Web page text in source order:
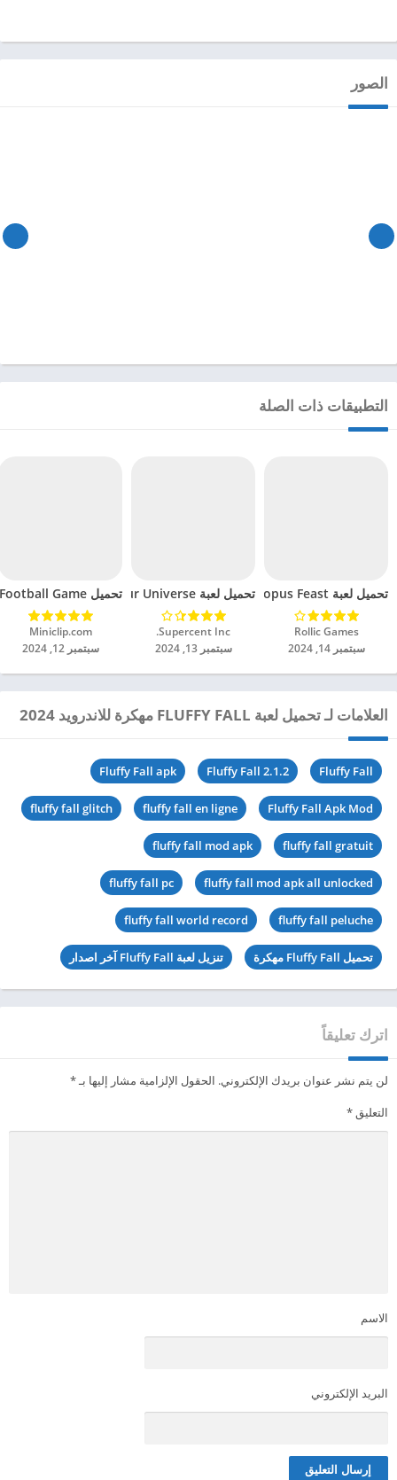
الصور
التطبيقات ذات الصلة
تحميل لعبة Octopus Feast مهكرة للاندرويد 2024
Rollic Games‏
سبتمبر 14, 2024
تحميل لعبة Dinosaur Universe مهكرة للاندرويد 2024
Supercent Inc.‏
سبتمبر 13, 2024
تحميل Soccer Hero PvP Football Game مهكرة للاندرويد 2024
Miniclip.com‏
سبتمبر 12, 2024
العلامات لـ تحميل لعبة FLUFFY FALL مهكرة للاندرويد 2024
Fluffy Fall
Fluffy Fall 2.1.2
Fluffy Fall apk
Fluffy Fall Apk Mod
fluffy fall en ligne
fluffy fall glitch
fluffy fall gratuit
fluffy fall mod apk
fluffy fall mod apk all unlocked
fluffy fall pc
fluffy fall peluche
fluffy fall world record
تحميل Fluffy Fall مهكرة تنزيل لعبة Fluffy Fall آخر اصدار
اترك تعليقاً
لن يتم نشر عنوان بريدك الإلكتروني. الحقول الإلزامية مشار إليها بـ*
التعليق*
الاسم
البريد الإلكتروني